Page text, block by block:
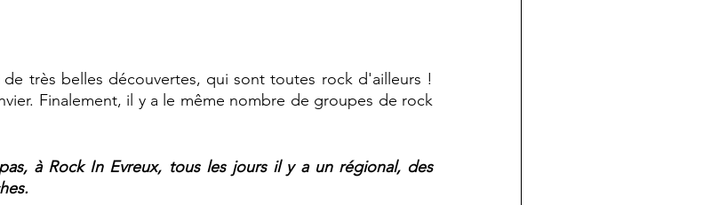
très belles découvertes, qui sont toutes rock d'ailleurs !
Finalement, il y a le même nombre de groupes de rock
à Rock In Evreux, tous les jours il y a un régional, des